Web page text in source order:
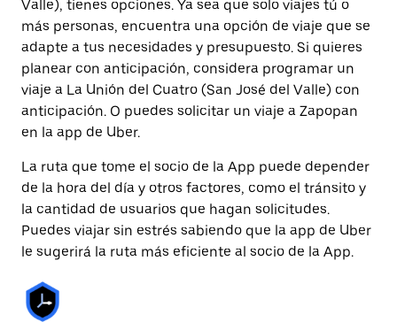
Valle), tienes opciones. Ya sea que solo viajes tú o
más personas, encuentra una opción de viaje que se
adapte a tus necesidades y presupuesto. Si quieres
planear con anticipación, considera programar un
viaje a La Unión del Cuatro (San José del Valle) con
anticipación. O puedes solicitar un viaje a Zapopan
en la app de Uber.
La ruta que tome el socio de la App puede depender
de la hora del día y otros factores, como el tránsito y
la cantidad de usuarios que hagan solicitudes.
Puedes viajar sin estrés sabiendo que la app de Uber
le sugerirá la ruta más eficiente al socio de la App.